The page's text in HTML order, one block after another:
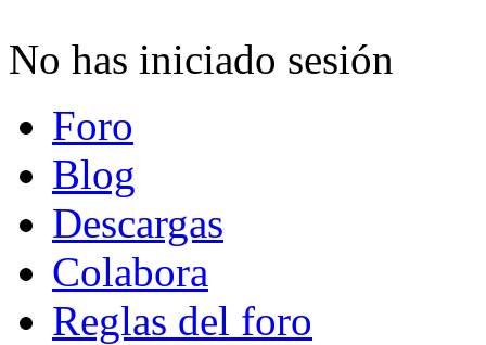
No has iniciado sesión
Foro
Blog
Descargas
Colabora
Reglas del foro